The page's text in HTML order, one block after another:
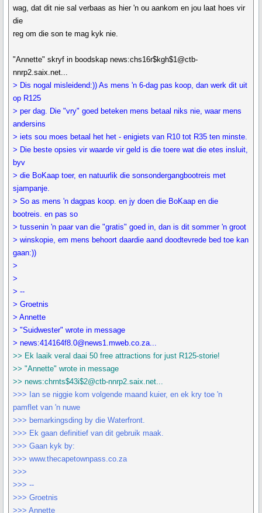
wag, dat dit nie sal verbaas as hier 'n ou aankom en jou laat hoes vir
die
reg om die son te mag kyk nie.
"Annette" skryf in boodskap news:chs16r$kgh$1@ctb-
nnrp2.saix.net...
> Dis nogal misleidend:)) As mens 'n 6-dag pas koop, dan werk dit uit
op R125
> per dag. Die "vry" goed beteken mens betaal niks nie, waar mens
andersins
> iets sou moes betaal het het - enigiets van R10 tot R35 ten minste.
> Die beste opsies vir waarde vir geld is die toere wat die etes insluit,
byv
> die BoKaap toer, en natuurlik die sonsondergangbootreis met
sjampanje.
> So as mens 'n dagpas koop. en jy doen die BoKaap en die
bootreis. en pas so
> tussenin 'n paar van die "gratis" goed in, dan is dit sommer 'n groot
> winskopie, em mens behoort daardie aand doodtevrede bed toe kan
gaan:))
>
>
> --
> Groetnis
> Annette
> "Suidwester" wrote in message
> news:414164f8.0@news1.mweb.co.za...
>> Ek laaik veral daai 50 free attractions for just R125-storie!
>> "Annette" wrote in message
>> news:chrnts$43i$2@ctb-nnrp2.saix.net...
>>> Ian se niggie kom volgende maand kuier, en ek kry toe 'n
pamflet van 'n nuwe
>>> bemarkingsding by die Waterfront.
>>> Ek gaan definitief van dit gebruik maak.
>>> Gaan kyk by:
>>> www.thecapetownpass.co.za
>>>
>>> --
>>> Groetnis
>>> Annette